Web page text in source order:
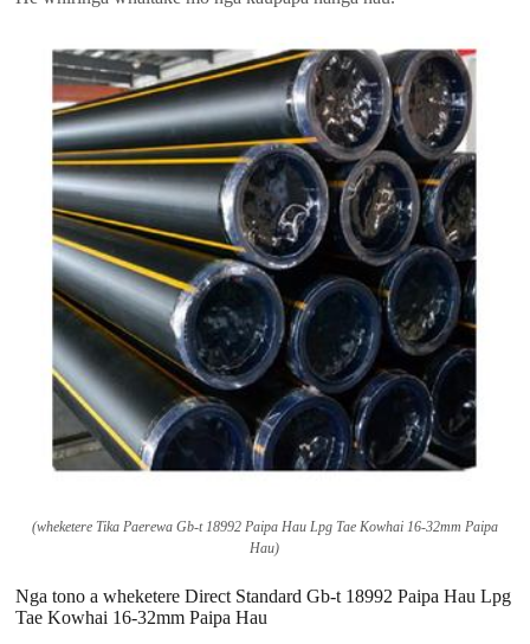
(wheketere Tika Paerewa Gb-t 18992 Paipa Hau Lpg Tae Kowhai 16-32mm Paipa
Hau)
Nga tono a wheketere Direct Standard Gb-t 18992 Paipa Hau Lpg
Tae Kowhai 16-32mm Paipa Hau